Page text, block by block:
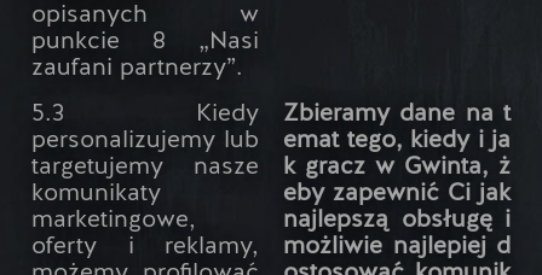
opisanych w
punkcie 8 „Nasi
zaufani partnerzy”.
5.3 Kiedy
personalizujemy lub
targetujemy nasze
komunikaty
marketingowe,
oferty i reklamy,
Zbieramy dane na t
emat tego, kiedy i ja
k gracz w Gwinta, ż
eby zapewnić Ci jak
najlepszą obsługę i
możliwie najlepiej d